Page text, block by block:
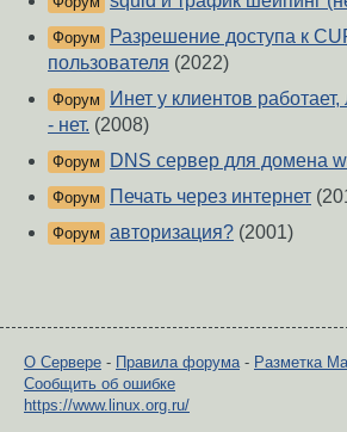
Форум
Разрешение доступа к
пользователя (2022)
Форум
Инет у клиентов
- нет. (2008)
Форум DNS сервер для домена
Форум Печать через интернет
Форум авторизация? (2001)
О Сервере - Правила форума- Разметка
Сообщить об ошибке
https://www.linux.org.ru/